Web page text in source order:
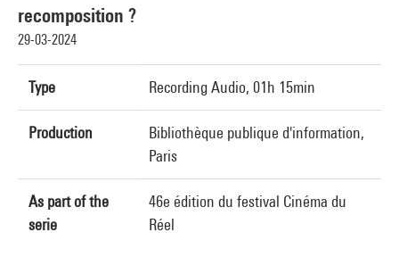
recomposition ?
29-03-2024
Type Recording Audio, 01h 15min
Production
Bibliothèque publique d'information,
Paris
As part of the
serie
46e édition du festival Cinéma du
Réel